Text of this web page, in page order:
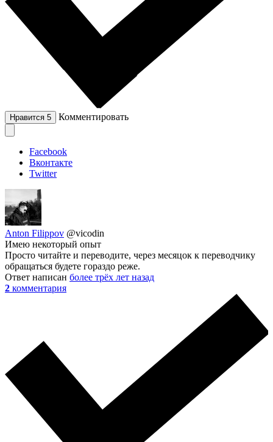
Нравится 5 Комментировать
Facebook
Вконтакте
Twitter
Anton Filippov @vicodin
Имею некоторый опыт
Просто читайте и переводите, через месяцок к переводчику
обращаться будете гораздо реже.
Ответ написан более трёх лет назад
2 комментария